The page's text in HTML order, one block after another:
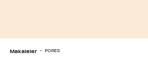
Makaleler PORES